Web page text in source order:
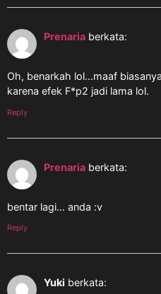
Prenaria berkata:
Oh, benarkah lol…maaf
karena efek F*p2 jadi lama lol.
Reply
Prenaria berkata:
bentar lagi… anda :v
Reply
Yuki berkata: